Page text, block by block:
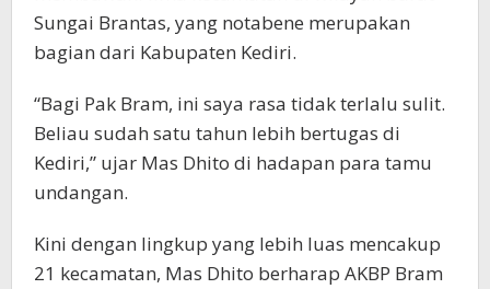
Sungai Brantas, yang notabene merupakan
bagian dari Kabupaten Kediri.
“Bagi Pak Bram, ini saya rasa tidak terlalu sulit.
Beliau sudah satu tahun lebih bertugas di
Kediri,” ujar Mas Dhito di hadapan para tamu
undangan.
Kini dengan lingkup yang lebih luas mencakup
21 kecamatan, Mas Dhito berharap AKBP Bram